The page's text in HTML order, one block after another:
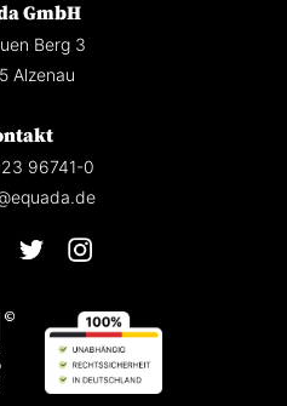
GmbH
Berg 3
Alzenau
96741-0